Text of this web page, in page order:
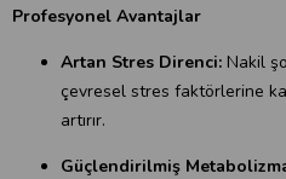
Profesyonel Avantajlar
Artan Stres Direnci: Nakil
çevresel stres faktörlerine
artırır.
Güçlendirilmiş